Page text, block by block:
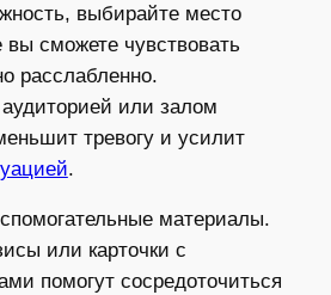
выбирайте место
вы сможете чувствовать
расслабленно.
или залом
тревогу и усилит
.
материалы.
или карточки с
помогут сосредоточиться